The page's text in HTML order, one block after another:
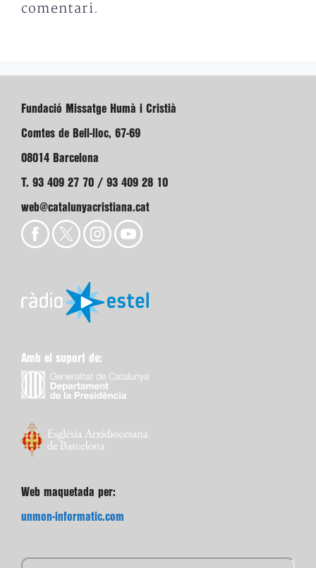
comentari.
Fundació Missatge Humà i Cristià
Comtes de Bell-lloc, 67-69
08014 Barcelona
T. 93 409 27 70 / 93 409 28 10
web@catalunyacristiana.cat
Amb el suport de:
Web maquetada per:
unmon-informatic.com